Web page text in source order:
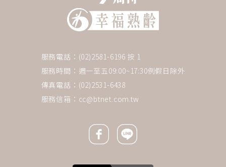
服務電話：(02)2581-6196 按 1
服務時間：週一至五09:00~17:30例假日除外
傳真電話：(02)2531-6438
服務信箱： cc@btnet.com.tw
Facebook icon
Line icon